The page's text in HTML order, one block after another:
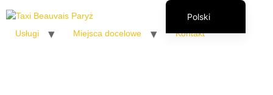
Usługi Miejsca docelowe Kontakt
Polski
Français